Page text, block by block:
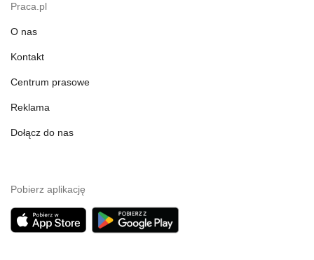
Praca.pl
O nas
Kontakt
Centrum prasowe
Reklama
Dołącz do nas
Pobierz aplikację